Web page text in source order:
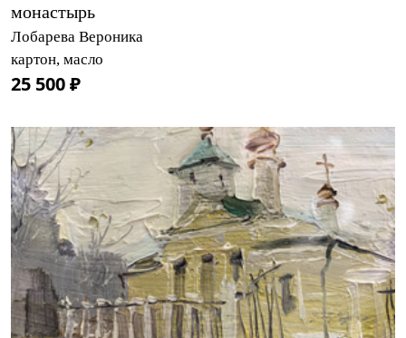
монастырь
Лобарева Вероника
картон, масло
25 500 ₽